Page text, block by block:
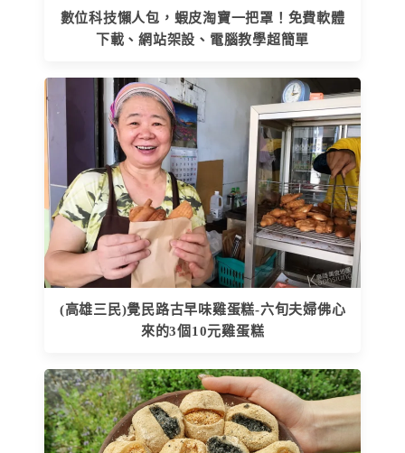
數位科技懶人包，蝦皮淘寶一把罩！免費軟體
下載、網站架設、電腦教學超簡單
(高雄三民)覺民路古早味雞蛋糕-六旬夫婦佛心
來的3個10元雞蛋糕